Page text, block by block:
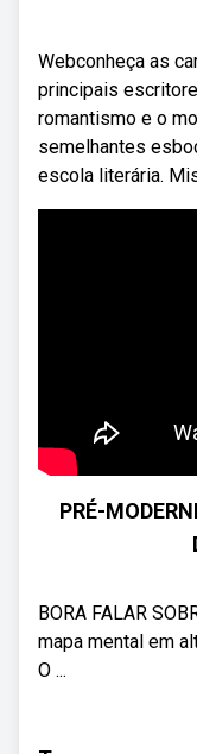
Webconheça as
principais
romantismo e o
semelhantes
escola literária.
PRÉ-
BORA FALAR
mapa mental em
O ...